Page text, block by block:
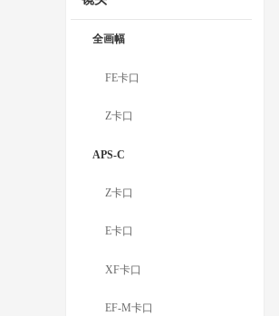
全画幅
FE卡口
Z卡口
APS-C
Z卡口
E卡口
XF卡口
EF-M卡口